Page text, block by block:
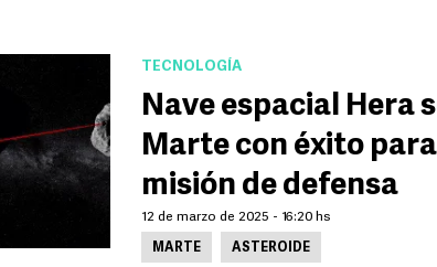
TECNOLOGÍA
Nave espacial Hera
Marte con éxito
misión de defensa
12 de marzo de 2025 - 16:20 hs
MARTE ASTEROIDE